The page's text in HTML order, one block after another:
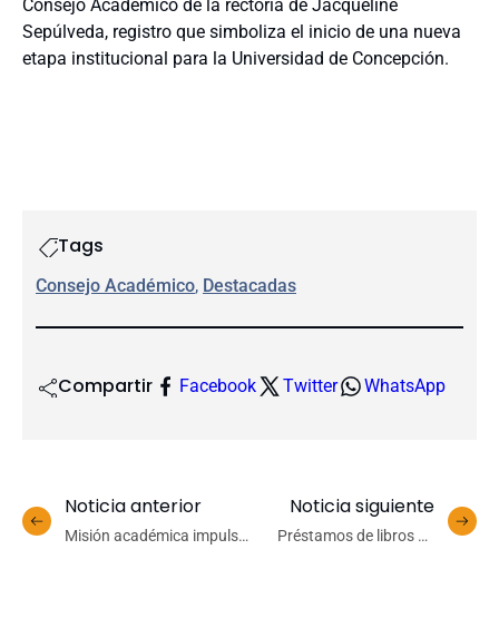
Consejo Académico de la rectoría de Jacqueline
Sepúlveda, registro que simboliza el inicio de una nueva
etapa institucional para la Universidad de Concepción.
Tags
Consejo Académico, Destacadas
Compartir Facebook Twitter WhatsApp
Noticia anterior
Misión académica impulsa
Noticia siguiente
Préstamos de libros en